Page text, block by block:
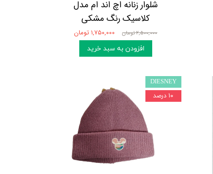
شلوار زنانه اچ اند ام مدل
کلاسیک رنگ مشکی
۲,۵۰۰,۰۰۰ تومان ۱,۷۵۰,۰۰۰ تومان
افزودن به سبد خرید
DIESNEY
۱۰ درصد